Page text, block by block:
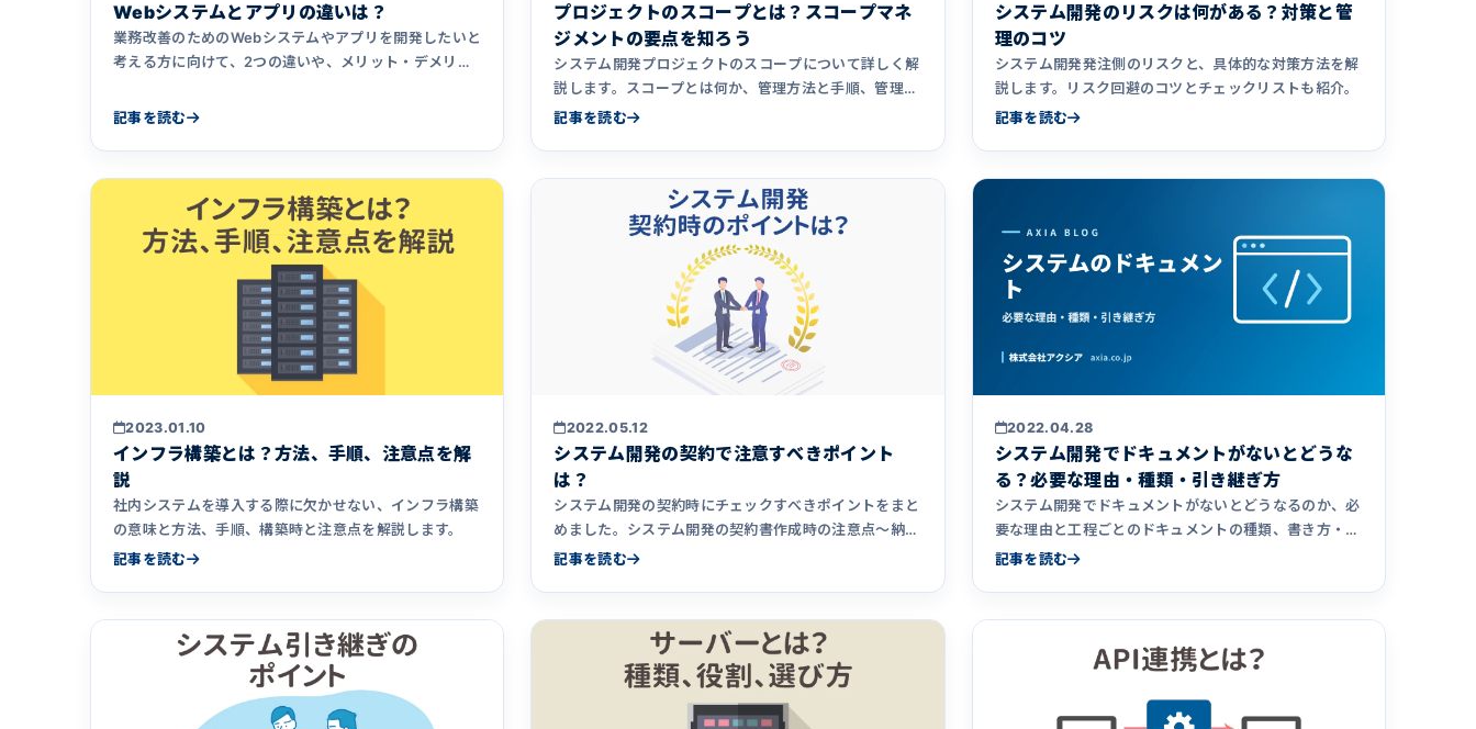
Webシステムとアプリの違いは？
業務改善のためのWebシステムやアプリを開発したいと
考える方に向けて、2つの違いや、メリット・デメリッ
記事を読む
プロジェクトのスコープとは？スコープマネ
ジメントの要点を知ろう
システム開発プロジェクトのスコープについて詳しく解
説します。スコープとは何か、管理方法と手順、管理の
ポイントを紹介します。
記事を読む
システム開発のリスクは何がある？対策と管
理のコツ
システム開発発注側のリスクと、具体的な対策方法を解
説します。リスク回避のコツとチェックリストも紹介。
記事を読む
2023.01.10
インフラ構築とは？方法、手順、注意点を解
説
社内システムを導入する際に欠かせない、インフラ構築
の意味と方法、手順、構築時と注意点を解説します。
記事を読む
2022.05.12
システム開発の契約で注意すべきポイント
は？
システム開発の契約時にチェックすべきポイントをまと
めました。システム開発の契約書作成時の注意点〜納
品・検収時のポイントまで解説。
記事を読む
2022.04.28
システム開発でドキュメントがないとどうな
る？必要な理由・種類・引き継ぎ方
システム開発でドキュメントがないとどうなるのか、必
要な理由と工程ごとのドキュメントの種類、書き方・管
理方法を解説。ドキュメントが残っていない既存システ
記事を読む